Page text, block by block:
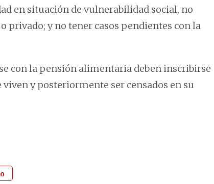
en situación de vulnerabilidad social, no
y no tener casos pendientes con la
con la pensión alimentaria deben inscribirse
y posteriormente ser censados en su